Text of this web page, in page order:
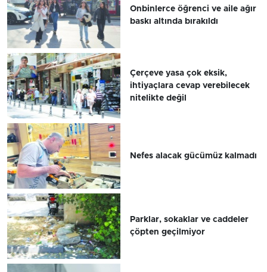
Onbinlerce öğrenci ve aile ağır
baskı altında bırakıldı
Çerçeve yasa çok eksik,
ihtiyaçlara cevap verebilecek
nitelikte değil
Nefes alacak gücümüz kalmadı
Parklar, sokaklar ve caddeler
çöpten geçilmiyor